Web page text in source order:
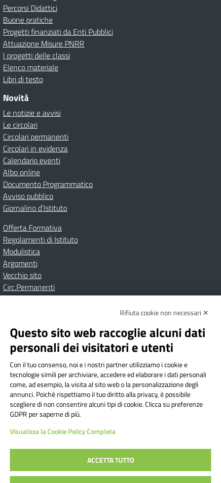
Percorsi Didattici
Buone pratiche
Progetti finanziati da Enti Pubblici
Attuazione Misure PNRR
I progetti delle classi
Elenco materiale
Libri di testo
Novità
Le notizie e avvisi
Le circolari
Circolari permanenti
Circolari in evidenza
Calendario eventi
Albo online
Documento Programmatico
Avviso pubblico
Giornalino d’Istituto
Offerta Formativa
Regolamenti di Istituto
Modulistica
Argomenti
Vecchio sito
Circ.Permanenti
Albo onlinePrivacy Policy
Dichiarazione di accessibilità
Note Legali
Istituto Comprensivo Bricherasio
Via Cesare Bollea n. 3 - 10064 Bricherasio (TO) | P.E.O.:
toic84200d@istruzione.it | P.E.C.:
toic84200d@pec.istruzione.it
Codice Fiscale: 94544620019 | Cod. Meccanografico:
TOIC84200D | Codice IPA: istsc_toic84200d | Codice
Univoco: UFYI9M
Sito web realizzato da AVVALE SPA|Concept & Design by
Rifiuta cookie non necessari ✕
Questo sito web raccoglie alcuni dati
personali dei visitatori e utenti
Con il tuo consenso, noi e i nostri partner utilizziamo i cookie e
tecnologie simili per archiviare, accedere ed elaborare i dati personali
come, ad esempio, la visita al sito web o la personalizzazione degli
annunci. Poiché rispettiamo il tuo diritto alla privacy, è possibile
scegliere di non consentire alcuni tipi di cookie. Clicca su preferenze
GDPR per saperne di più.
Visualizza la Cookie Policy Completa
ACCETTA TUTTO